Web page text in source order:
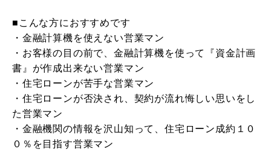
■こんな方におすすめです
・金融計算機を使えない営業マン
・お客様の目の前で、金融計算機を使って『資金計画
書』が作成出来ない営業マン
・住宅ローンが苦手な営業マン
・住宅ローンが否決され、契約が流れ悔しい思いをし
た営業マン
・金融機関の情報を沢山知って、住宅ローン成約１０
０％を目指す営業マン